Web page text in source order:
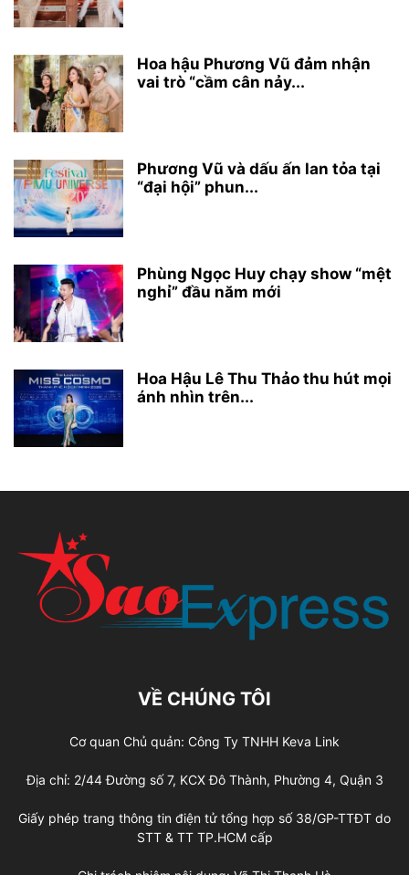
Hoa hậu Phương Vũ đảm nhận
vai trò “cầm cân nảy...
Phương Vũ và dấu ấn lan tỏa tại
“đại hội” phun...
Phùng Ngọc Huy chạy show “mệt
nghỉ” đầu năm mới
Hoa Hậu Lê Thu Thảo thu hút mọi
ánh nhìn trên...
VỀ CHÚNG TÔI
Cơ quan Chủ quản: Công Ty TNHH Keva Link
Địa chỉ: 2/44 Đường số 7, KCX Đô Thành, Phường 4, Quận 3
Giấy phép trang thông tin điện tử tổng hợp số 38/GP-TTĐT do
STT & TT TP.HCM cấp